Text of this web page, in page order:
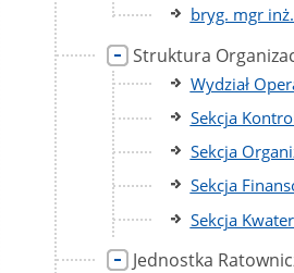
bryg. mgr
Struktura
Wydział
Sekcja
Sekcja
Sekcja
Sekcja
Jednostka